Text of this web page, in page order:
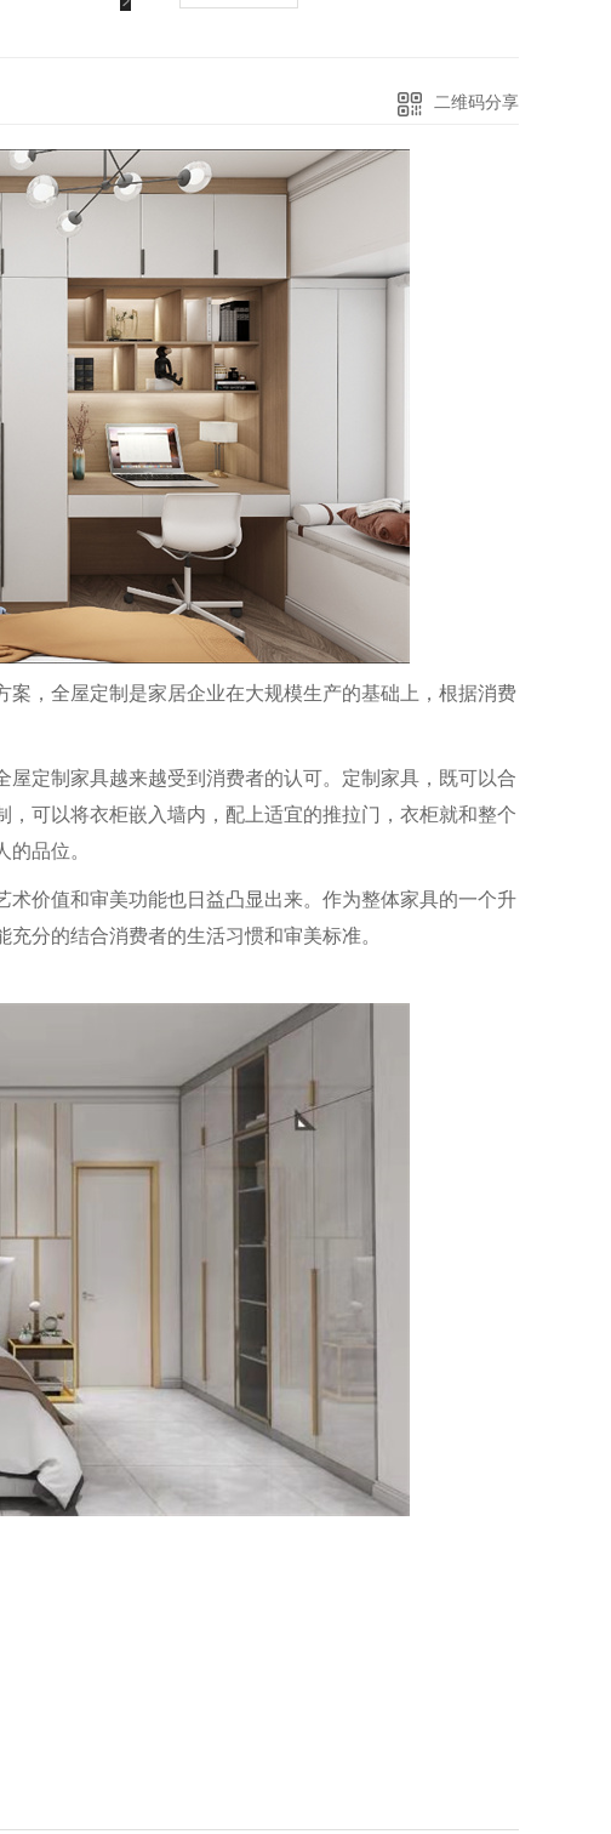
新中式系列
二维码分享
，全屋定制是家居企业在大规模生产的基础上，根据消费
定制家具越来越受到消费者的认可。定制家具，既可以合
可以将衣柜嵌入墙内，配上适宜的推拉门，衣柜就和整个
品位。
价值和审美功能也日益凸显出来。作为整体家具的一个升
分的结合消费者的生活习惯和审美标准。